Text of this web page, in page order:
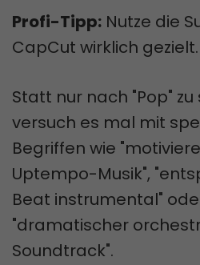
Profi-Tipp: Nutze die
CapCut wirklich gezielt.
Statt nur nach "Pop" zu
versuch es mal mit
Begriffen wie
Uptempo-Musik",
Beat instrumental"
"dramatischer
Soundtrack".